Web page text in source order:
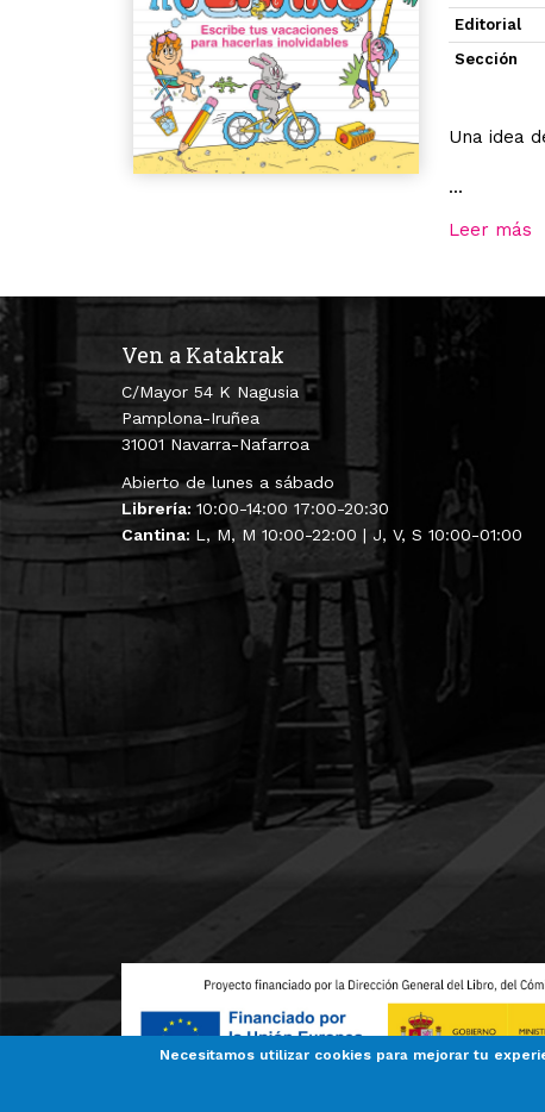
Editorial
Sección
Una idea
...
Leer más
Ven a Katakrak
C/Mayor 54 K Nagusia
Pamplona-Iruñea
31001 Navarra-Nafarroa
Abierto de lunes a sábado
Librería: 10:00-14:00 17:00-20:30
Cantina: L, M, M 10:00-22:00 | J, V, S 10:00-01:00
Necesitamos utilizar cookies para mejorar tu